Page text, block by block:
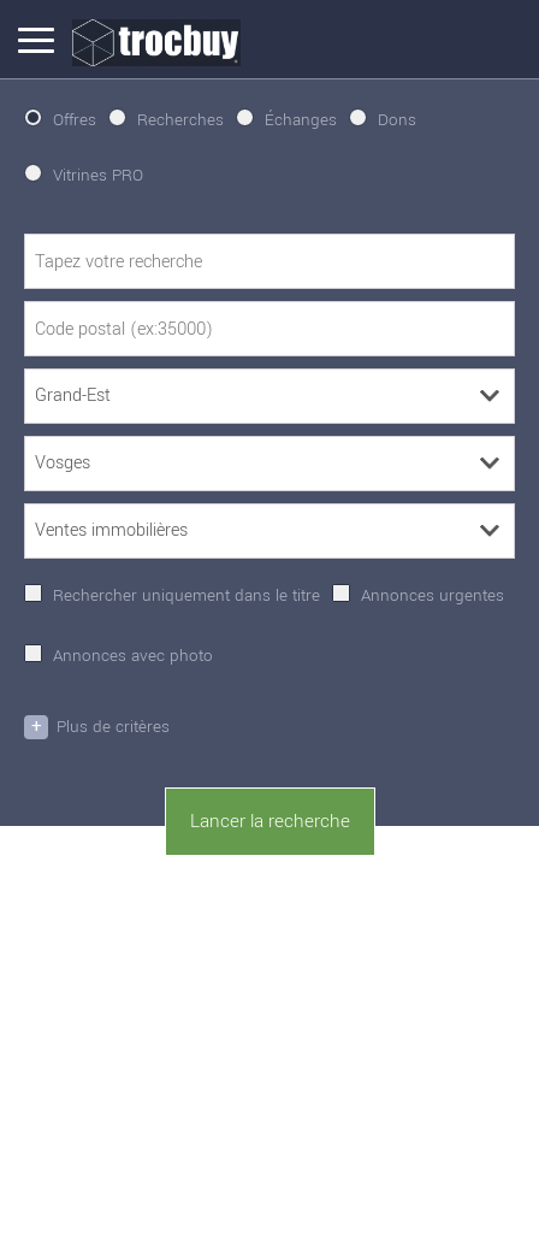
Offres Recherches Échanges Dons
Vitrines PRO
Rechercher uniquement dans le titre Annonces urgentes
Annonces avec photo
+ Plus de critères